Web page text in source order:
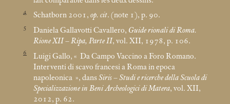
4 Schatborn 2001, op. cit. (note 1), p. 90.
5 Daniela Gallavotti Cavallero, Guide rionali di Roma.
Rione XII – Ripa, Parte II, vol. XII, 1978, p. 106.
6 Luigi Gallo, « Da Campo Vaccino a Foro Romano.
Interventi di scavo francesi a Roma in epoca
napoleonica », dansSiris – Studi e ricerche della Scuola di
Specializzazione in Beni Archeologici di Matera, vol. XII,
2012, p. 62.